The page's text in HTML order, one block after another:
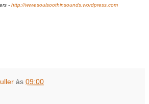
- http://www.soulsoothinsounds.wordpress.com
às 09:00